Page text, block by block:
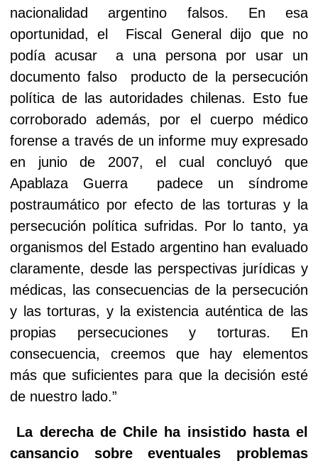
nacionalidad argentino falsos. En esa
oportunidad, el
Fiscal General dijo que no
podía acusar
a una persona por usar un
documento falso
producto de la persecución
política de las autoridades chilenas. Esto fue
corroborado además, por el cuerpo médico
forense a través de un informe muy expresado
en junio de 2007, el cual concluyó que
Apablaza Guerra
padece un síndrome
postraumático por efecto de las torturas y la
persecución política sufridas. Por lo tanto, ya
organismos del Estado argentino han evaluado
claramente, desde las perspectivas jurídicas y
médicas, las consecuencias de la persecución
y las torturas, y la existencia auténtica de las
propias persecuciones y torturas. En
consecuencia, creemos que hay elementos
más que suficientes para que la decisión esté
de nuestro lado.”
La derecha de Chile ha insistido hasta el
cansancio sobre eventuales problemas